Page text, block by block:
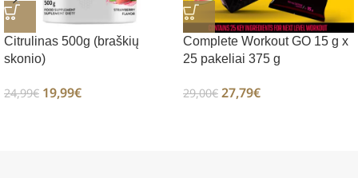
Citrulinas 500g (braškių
skonio)
24,99€ 19,99€
Complete Workout GO 15 g x
25 pakeliai 375 g
29,00€ 27,79€